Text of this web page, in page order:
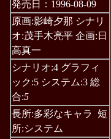
発売日：1996-08-09
原画:影崎夕那 シナリ
オ:茂手木亮平 企画:日
高真一
シナリオ:4 グラフィ
ック:5 システム:3 総
合:5
長所:多彩なキャラ 短
所:システム